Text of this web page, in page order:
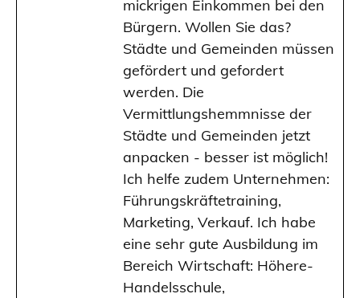
mickrigen Einkommen bei den
Bürgern. Wollen Sie das?
Städte und Gemeinden müssen
gefördert und gefordert
werden. Die
Vermittlungshemmnisse der
Städte und Gemeinden jetzt
anpacken - besser ist möglich!
Ich helfe zudem Unternehmen:
Führungskräftetraining,
Marketing, Verkauf. Ich habe
eine sehr gute Ausbildung im
Bereich Wirtschaft: Höhere-
Handelsschule,